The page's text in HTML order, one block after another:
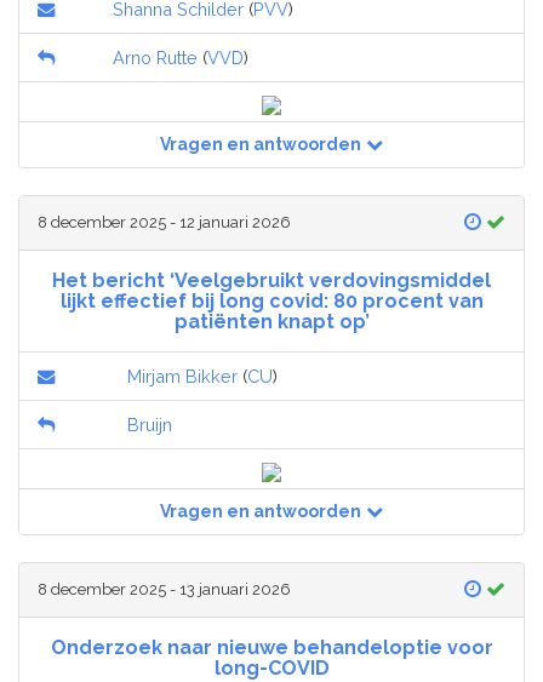
Shanna Schilder (PVV)
Arno Rutte (VVD)
Vragen en antwoorden
8 december 2025 - 12 januari 2026
Het bericht ‘Veelgebruikt verdovingsmiddel
lijkt effectief bij long covid: 80 procent van
patiënten knapt op’
Mirjam Bikker (CU)
Bruijn
Vragen en antwoorden
8 december 2025 - 13 januari 2026
Onderzoek naar nieuwe behandeloptie voor
long-COVID